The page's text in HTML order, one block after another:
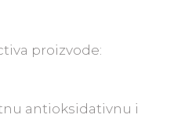
proizvode:
antioksidativnu i